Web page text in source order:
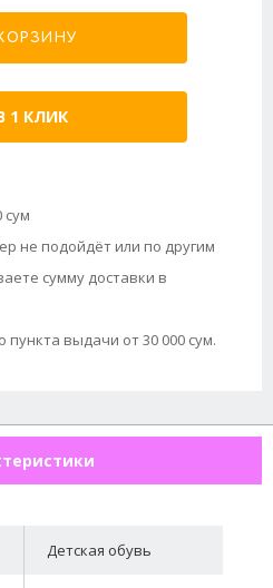
1 КЛИК
сум
не подойдёт или по другим
сумму доставки в
пункта выдачи от 30 000 сум.
Детская обувь